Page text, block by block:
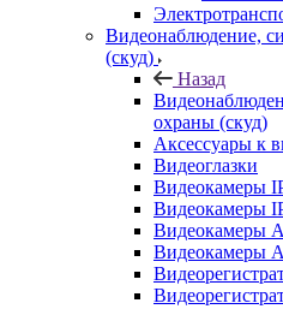
Видеонаблюдение,
(скуд)
Назад
охраны (скуд)
Аксессуары к
Видеоглазки
Видеокамеры
Видеокамеры
Видеокамеры
Видеокамеры